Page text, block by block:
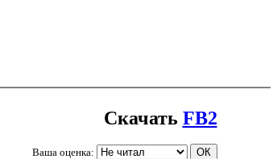
Скачать FB2
Ваша оценка: